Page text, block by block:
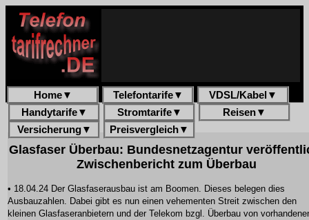
Home▼ Telefontarife▼ VDSL/Kabel ▼
Handytarife▼ Stromtarife▼ Reisen▼
Versicherung▼ Preisvergleich▼
Glasfaser Überbau: Bundesnetzagentur
Zwischenbericht zum Überbau
• 18.04.24 Der Glasfaserausbau ist am Boomen. Dieses belegen dies
Ausbauzahlen. Dabei gibt es nun einen vehementen Streit zwischen den
kleinen Glasfaseranbietern und der Telekom bzgl. Überbau von